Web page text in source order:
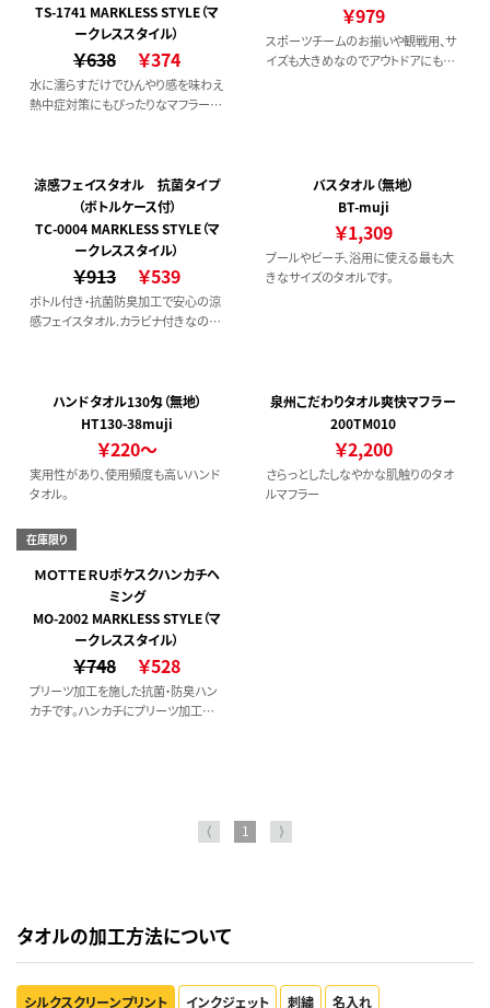
TS-1741 MARKLESS STYLE（マ
ークレススタイル）
￥638 ￥374
水に濡らすだけでひんやり感を味わえ
熱中症対策にもぴったりなマフラータ
￥979
スポーツチームのお揃いや観戦用、サ
イズも大きめなのでアウトドアにもよ
涼感フェイスタオル 抗菌タイプ
（ボトルケース付）
TC-0004 MARKLESS STYLE（マ
ークレススタイル）
￥913 ￥539
ボトル付き・抗菌防臭加工で安心の涼
感フェイスタオル.カラビナ付きなので
でき、抗菌防臭加工が施されているた
め、使用後に多少濡れたままでもにお
いが付きにくいです。
バスタオル（無地）
BT-muji
￥1,309
プールやビーチ、浴用に使える最も大
きなサイズのタオルです。
ハンドタオル130匁（無地）
HT130-38muji
￥220～
実用性があり、使用頻度も高いハンド
タオル。
泉州こだわりタオル爽快マフラー
200TM010
￥2,200
さらっとしたしなやかな肌触りのタオ
ルマフラー
在庫限り
ＭＯＴＴＥＲＵポケスクハンカチヘ
ミング
MO-2002 MARKLESS STYLE（マ
ークレススタイル）
￥748 ￥528
プリーツ加工を施した抗菌・防臭ハン
カチです。ハンカチにプリーツ加工を
⟨ 1 ⟩
タオルの加工方法について
シルクスクリーンプリント インクジェット 刺繍 名入れ